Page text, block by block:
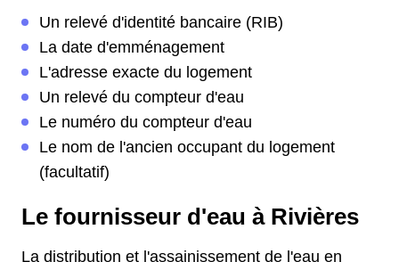
Un relevé d'identité bancaire (RIB)
La date d'emménagement
L'adresse exacte du logement
Un relevé du compteur d'eau
Le numéro du compteur d'eau
Le nom de l'ancien occupant du logement
(facultatif)
Le fournisseur d'eau à Rivières
La distribution et l'assainissement de l'eau en